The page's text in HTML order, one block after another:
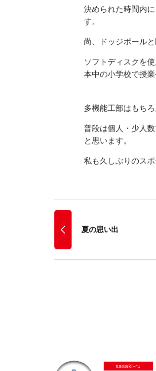
決められた時間内
す。
尚、ドッジボール
ソフトディスクを
本中の小学校で授
多機能工部はもち
普段は個人・少人
と思います。
私も久しぶりのス
夏の思い出
sasaki-ru